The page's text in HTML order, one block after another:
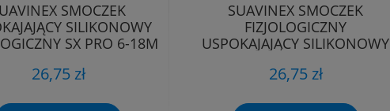
SMOCZEK
SILIKONOWY
SX PRO 6-18M
26,75 zł
SUAVINEX SMOCZEK
FIZJOLOGICZNY
USPOKAJAJĄCY SILIKONOWY
26,75 zł